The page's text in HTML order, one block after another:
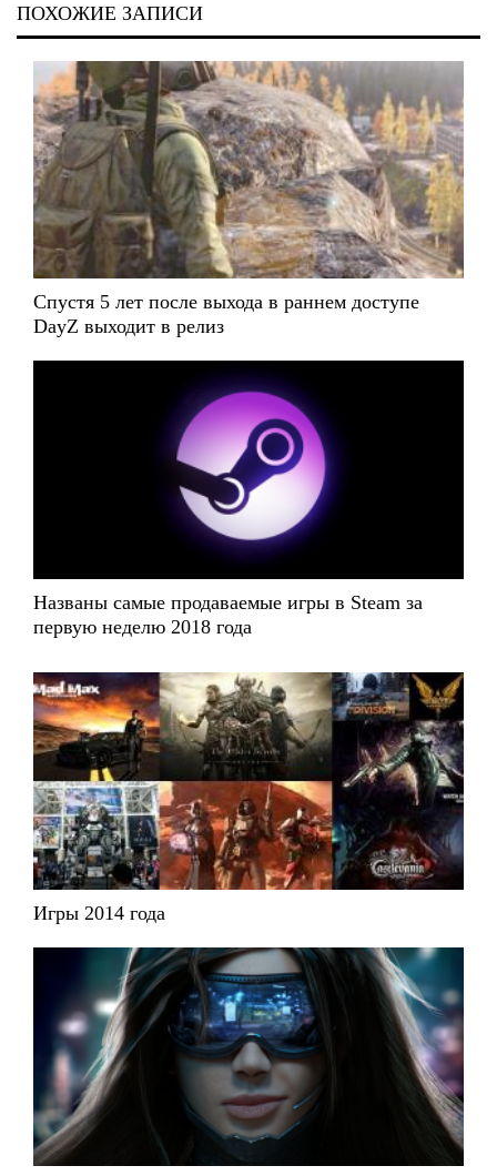
ПОХОЖИЕ ЗАПИСИ
Спустя 5 лет после выхода в раннем доступе
DayZ выходит в релиз
Названы самые продаваемые игры в Steam за
первую неделю 2018 года
Игры 2014 года